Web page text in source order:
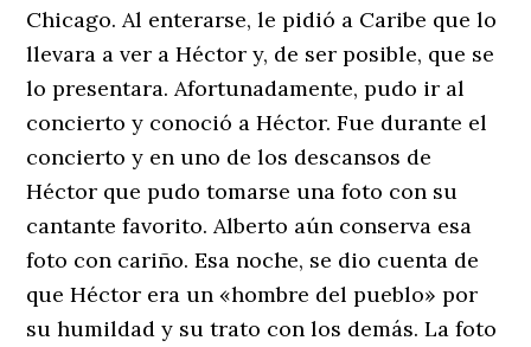
Chicago. Al enterarse, le pidió a Caribe que lo
llevara a ver a Héctor y, de ser posible, que se
lo presentara. Afortunadamente, pudo ir al
concierto y conoció a Héctor. Fue durante el
concierto y en uno de los descansos de
Héctor que pudo tomarse una foto con su
cantante favorito. Alberto aún conserva esa
foto con cariño. Esa noche, se dio cuenta de
que Héctor era un «hombre del pueblo» por
su humildad y su trato con los demás. La foto